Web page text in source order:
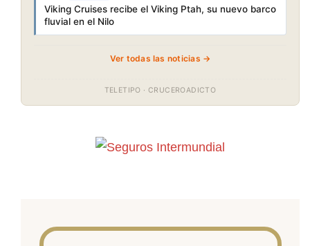
Viking Cruises recibe el Viking Ptah, su nuevo barco
fluvial en el Nilo
Ver todas las noticias →
TELETIPO · CRUCEROADICTO